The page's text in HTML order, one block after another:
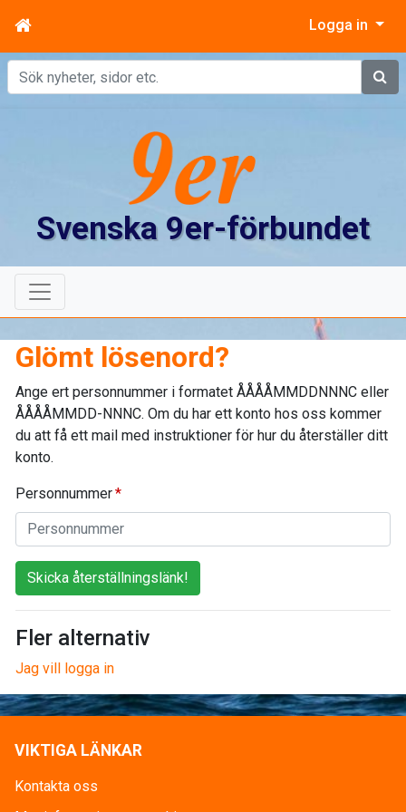
Logga in
Sök
Svenska 9er-förbundet
Glömt lösenord?
Ange ert personnummer i formatet ÅÅÅÅMMDDNNNC eller
ÅÅÅÅMMDD-NNNC. Om du har ett konto hos oss kommer
du att få ett mail med instruktioner för hur du återställer ditt
konto.
Personnummer
Skicka återställningslänk!
Fler alternativ
Jag vill logga in
VIKTIGA LÄNKAR
Kontakta oss